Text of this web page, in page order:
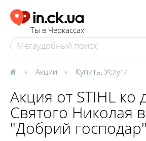
Ты в Черкассах
Акции Купить, Услуги
Акция от STIHL ко
Святого Николая
"Добрий господар"